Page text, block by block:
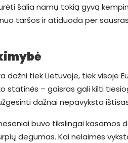
šalia namų tokią gyvą
taršos ir atiduoda per
dažni tiek Lietuvoje, tiek visoje
statinės – gaisras gali kilti
dažnai nepavyksta
buvo tikslingai kasamos
degumas. Kai nelaimės